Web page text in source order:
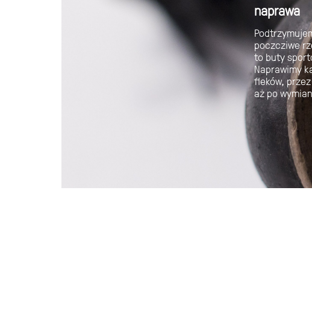
poczcziwe
to buty
Naprawimy
fleków,
aż po
naprawa